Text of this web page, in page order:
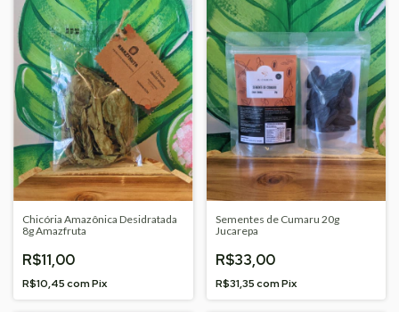
Chicória Amazônica Desidratada
8g Amazfruta
R$11,00
R$10,45comPix
Sementes de Cumaru 20g
Jucarepa
R$33,00
R$31,35comPix